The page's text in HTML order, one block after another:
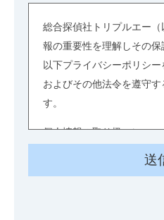
総合探偵社トリプルエー
報の重要性を理解しその保
以下プライバシーポリシ
およびその他法令を遵守
す。
個人情報の取り扱いについ
個人情報とは、お客様か
に関連する情報、並びに